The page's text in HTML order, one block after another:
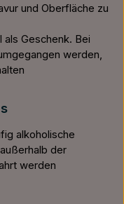
und Oberfläche zu
als Geschenk. Bei
werden,
alkoholische
der
werden